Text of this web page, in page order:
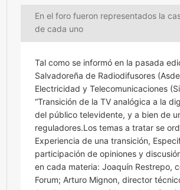
En el foro fueron representados la
de cada uno
Tal como se informó en la pasada
Salvadoreña de Radiodifusores
Electricidad y Telecomunicaciones
“Transición de la TV analógica a la
del público televidente, y a bien de
reguladores.Los temas a tratar se
Experiencia de una transición,
participación de opiniones y
en cada materia: Joaquín Restrepo,
Forum; Arturo Mignon, director